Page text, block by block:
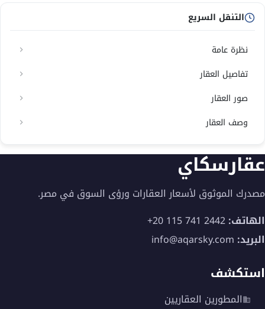
التنقل السريع
نظرة عامة
تفاصيل العقار
صور العقار
وصف العقار
عقارسكاي
مصدرك الموثوق لأسعار العقارات ورؤى السوق في مصر.
الهاتف:+20 115 741 2442
البريد: info@aqarsky.com
استكشف
المطورين العقاريين